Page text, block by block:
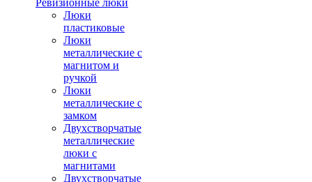
Ревизионные люки
Люки
пластиковые
Люки
металлические с
магнитом и
ручкой
Люки
металлические с
замком
Двухстворчатые
металлические
люки с
магнитами
Двухстворчатые